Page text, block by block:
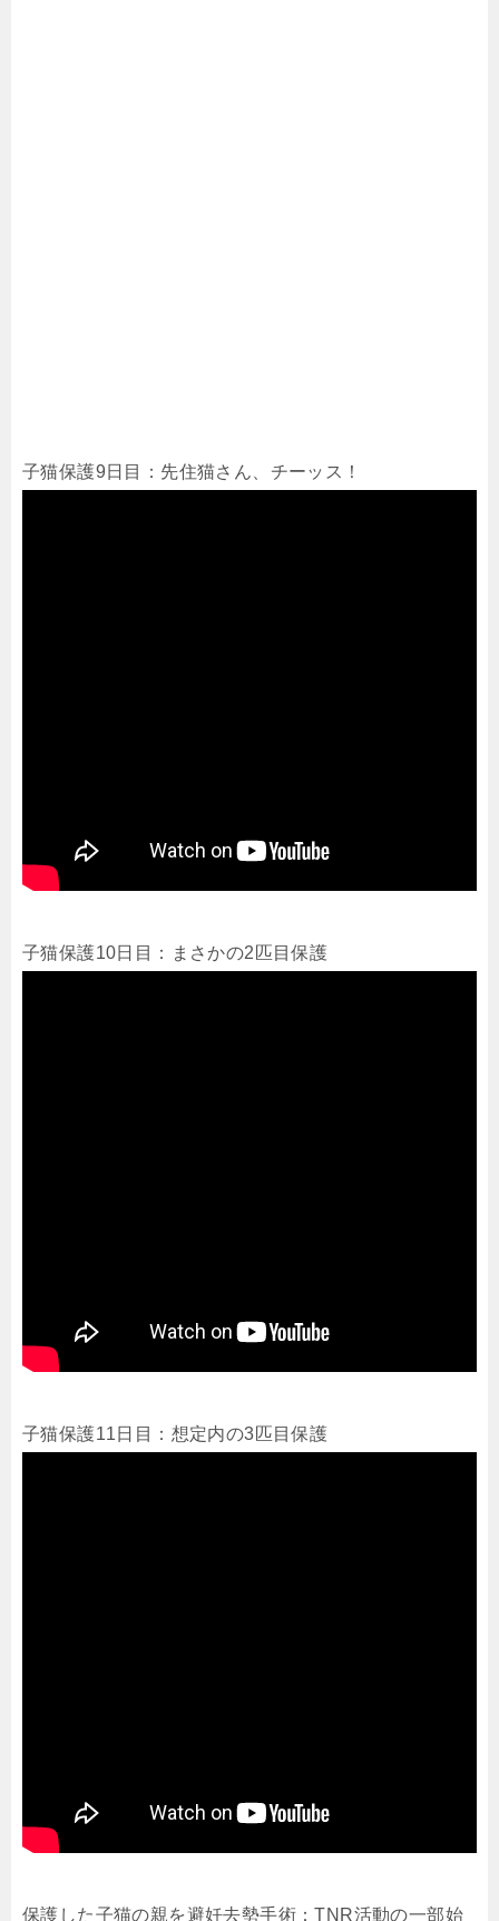
子猫保護9日目：先住猫さん、チーッス！
子猫保護10日目：まさかの2匹目保護
子猫保護11日目：想定内の3匹目保護
保護した子猫の親を避妊去勢手術：TNR活動の一部始